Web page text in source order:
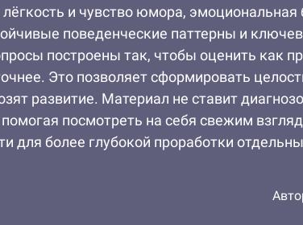
лёгкость и чувство юмора,
поведенческие паттерны и
построены так, чтобы оценить как
Это позволяет сформировать
развитие. Материал не ставит
помогая посмотреть на себя свежим
для более глубокой проработки